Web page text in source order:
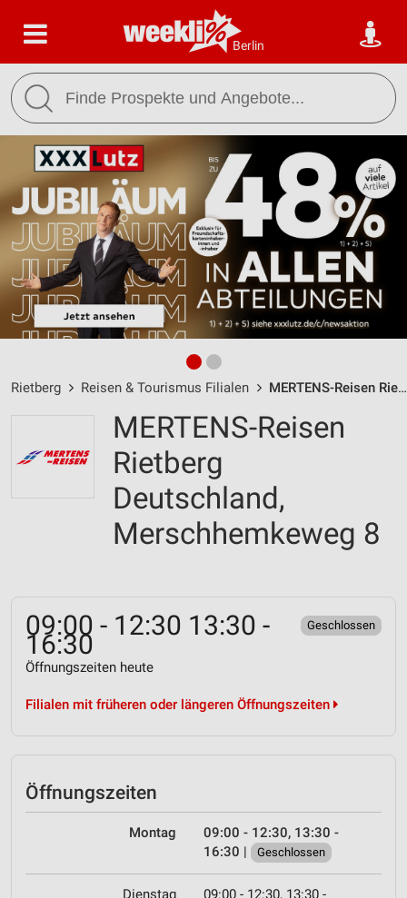
Berlin
Rietberg Reisen & Tourismus Filialen MERTENS-Reisen Rietberg Deutschland / Merschhemkeweg 8 - Öffnungszeiten & Adresse
MERTENS-Reisen
Rietberg
Deutschland,
Merschhemkeweg 8
09:00 - 12:30 13:30 -
16:30
Geschlossen
Öffnungszeiten heute
Filialen mit früheren oder längeren Öffnungszeiten
Öffnungszeiten
Montag
09:00 - 12:30, 13:30 -
16:30 | Geschlossen
Dienstag
09:00 - 12:30, 13:30 -